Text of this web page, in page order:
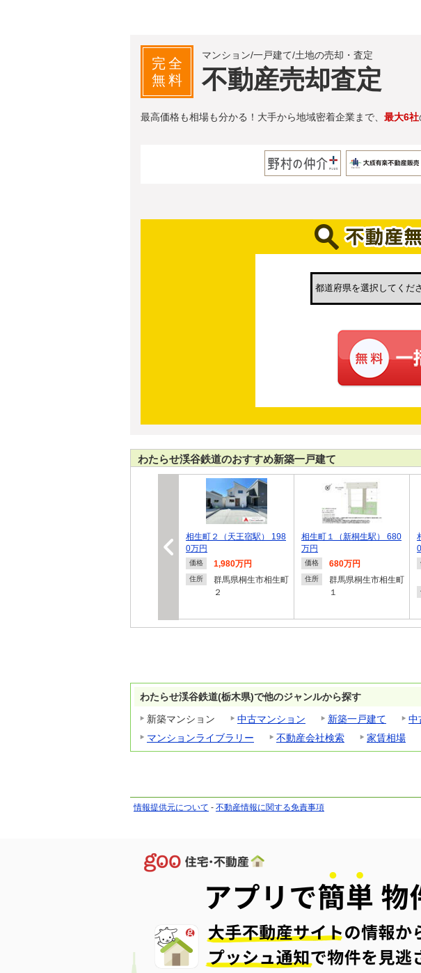
完全
無料
マンション/一戸建て/土地の売却・査定
不動産売却査定
最高価格も相場も分かる！大手から地域密着企業まで、 最大6社
わたらせ渓谷鉄道のおすすめ新築一戸建て
相生町２（天王宿駅） 198
0万円
価格 1,980万円
住所
群馬県桐生市相生町
２
相生町１（新桐生駅） 680
万円
価格 680万円
住所
群馬県桐生市相生町
１
わたらせ渓谷鉄道(栃木県)で他のジャンルから探す
新築マンション
中古マンション 新築一戸建て 中
マンションライブラリー
不動産会社検索 家賃相場
情報提供元について - 不動産情報に関する免責事項